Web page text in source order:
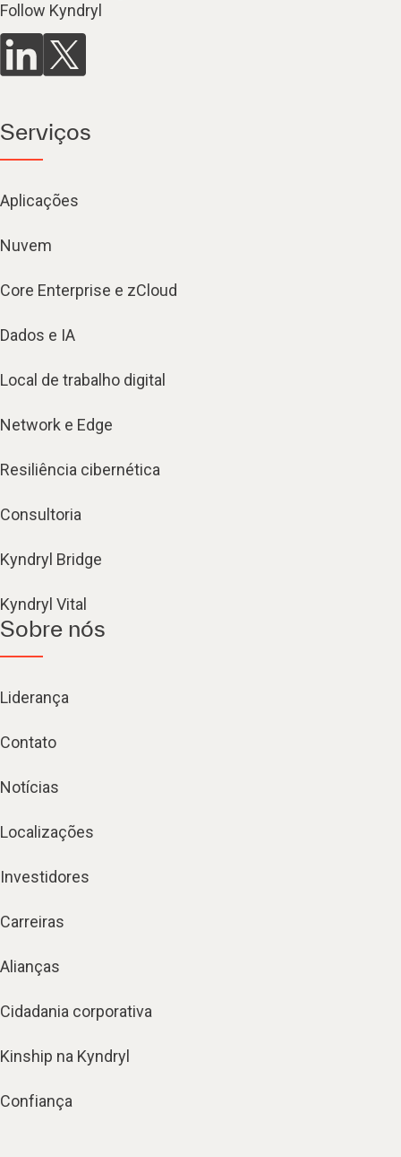
Follow Kyndryl
Serviços
Aplicações
Nuvem
Core Enterprise e zCloud
Dados e IA
Local de trabalho digital
Network e Edge
Resiliência cibernética
Consultoria
Kyndryl Bridge
Kyndryl Vital
Sobre nós
Liderança
Contato
Notícias
Localizações
Investidores
Carreiras
Alianças
Cidadania corporativa
Kinship na Kyndryl
Confiança